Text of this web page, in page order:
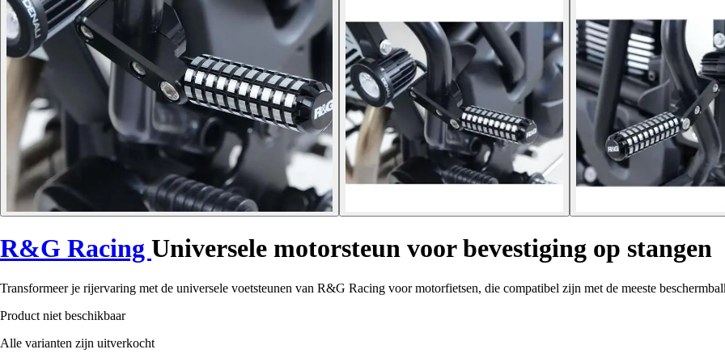
R&G Racing Universele motorsteun voor bevestiging op stangen
Transformeer je rijervaring met de universele voetsteunen van R&G Racing voor motorfietsen, die compatibel zijn met de meeste
Product niet beschikbaar
Alle varianten zijn uitverkocht